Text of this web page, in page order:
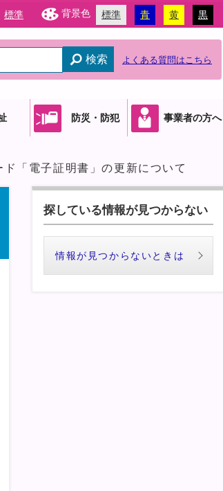
標準 背景色 標準 青 黄 黒
検索 よくある質問はこちら
防災・防犯 事業者の方へ
ド「電子証明書」の更新について
探している情報が見つからない
情報が見つからないときは